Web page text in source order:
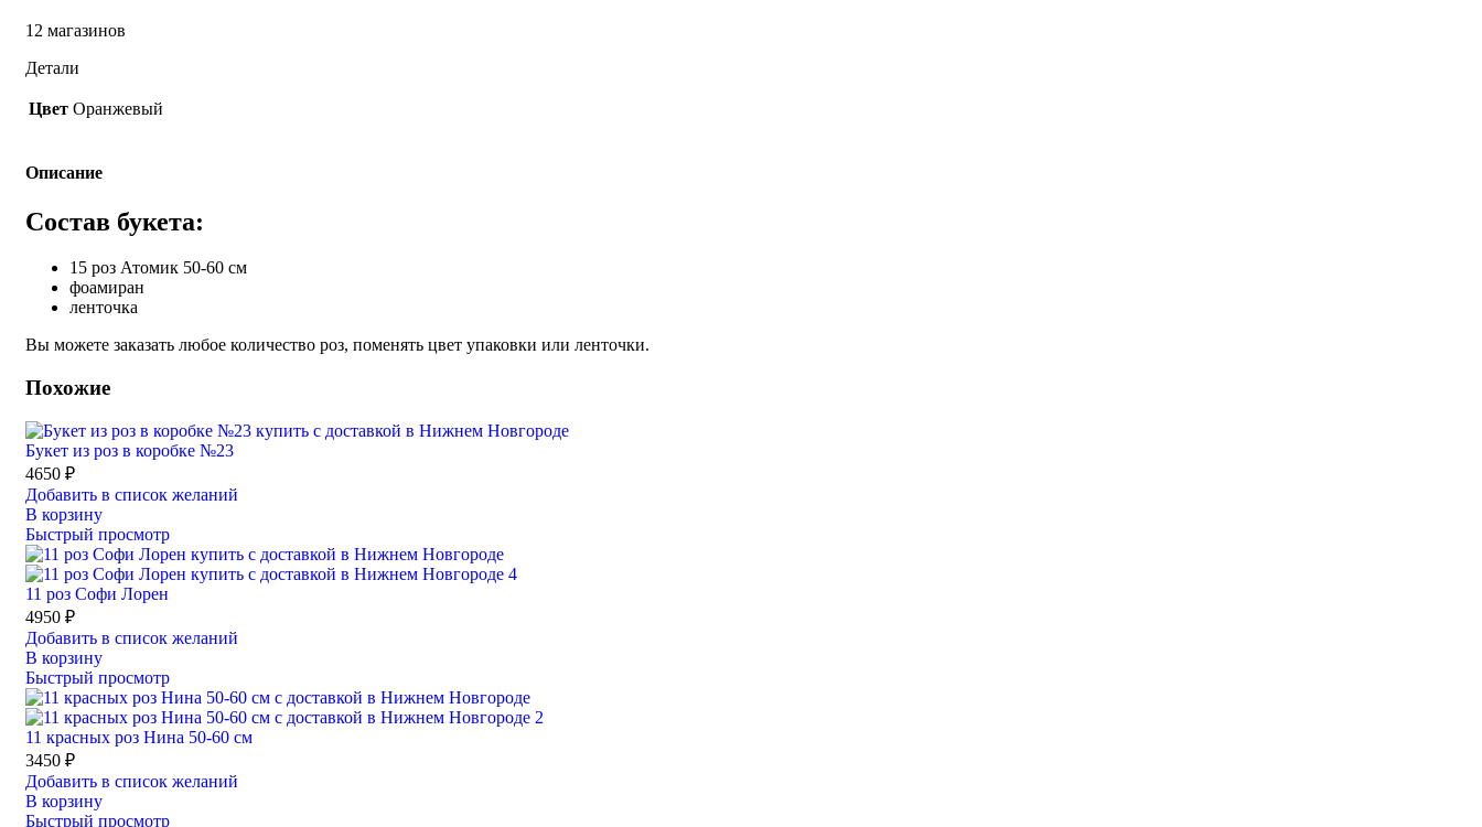
12 магазинов
Детали
Цвет Оранжевый
Описание
Состав букета:
15 роз Атомик 50-60 см
фоамиран
ленточка
Вы можете заказать любое количество роз, поменять цвет упаковки или ленточки.
Похожие
Букет из роз в коробке №23
4650 ₽
Добавить в список желаний
В корзину
Быстрый просмотр
11 роз Софи Лорен
4950 ₽
Добавить в список желаний
В корзину
Быстрый просмотр
11 красных роз Нина 50-60 см
3450 ₽
Добавить в список желаний
В корзину
Быстрый просмотр